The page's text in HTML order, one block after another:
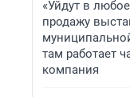
«Уйдут в
продажу
там работает
компания